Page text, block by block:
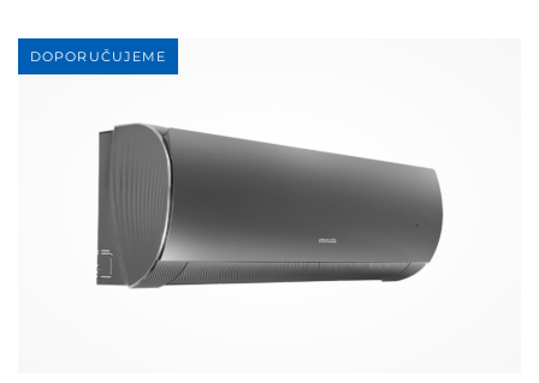
DOPORUČUJEME